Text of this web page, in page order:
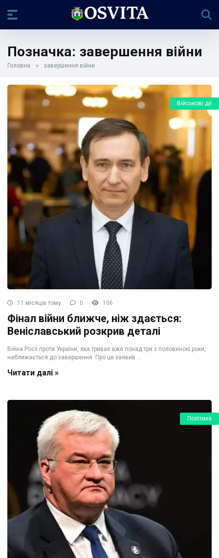
Позначка: завершення війни
Головна » завершення війни
Військові дії
11 місяців тому 0 106
Фінал війни ближче, ніж здається:
Веніславський розкрив деталі
Війна Росії проти України, яка триває вже понад три з половиною роки,
наближається до завершення. Про це заявив ...
Читати далі »
Політика